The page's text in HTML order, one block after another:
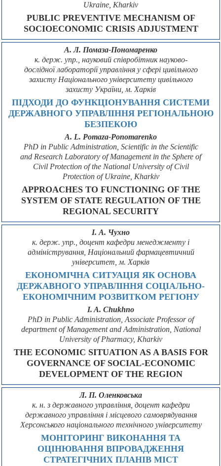
Ukraine, Kharkiv
PUBLIC PREVENTIVE MECHANISM OF
SOCIOECONOMIC CRISIS ADJUSTMENT
А. Л. Помаза-Пономаренко
к. держ. упр., науковий співробітник науково-
дослідної лабораторії управління у сфері цивільного
захисту Національного університету цивільного
захисту України, м. Харків
ПІДХОДИ ДО ФУНКЦІОНУВАННЯ СИСТЕМИ
ДЕРЖАВНОГО УПРАВЛІННЯ РЕГІОНАЛЬНОЮ
БЕЗПЕКОЮ
A. L. Pomaza-Ponomarenko
PhD in Public Administration, Scientific in the Scientific
and Research Laboratory of Management in the Sphere of
Civil Protection of the National University of Civil
Protection of Ukraine, Kharkiv
APPROACHES TO FUNCTIONING OF THE
SYSTEM OF STATE REGULATION OF THE
REGIONAL SECURITY
І. А. Чухно
к. держ. упр., доцент кафедри менеджменту і
адміністрування, Національний фармацевтичний
університет, м. Харків
ЕКОНОМІЧНА СИТУАЦІЯ ЯК ОСНОВА
ДЕРЖАВНОГО УПРАВЛІННЯ СОЦІАЛЬНО-
ЕКОНОМІЧНИМ РОЗВИТКОМ РЕГІОНУ
I. A. Chukhno
PhD in Public Administration, Associate Professor of
department of Management and Administration, National
University of Pharmacy, Kharkiv
THE ECONOMIC SITUATION AS A BASIS FOR
GOVERNANCE OF SOCIAL-ECONOMIC
DEVELOPMENT OF THE REGION
Л. П. Оленковська
к. н. з державного управління, доцент кафедри
державного управління і місцевого самоврядування
Херсонського національного технічного університету
МОНІТОРИНГ ВИКОНАННЯ ТА
ОЦІНЮВАННЯ ВПРОВАДЖЕННЯ
СТРАТЕГІЧНИХ ПЛАНІВ МІСТ